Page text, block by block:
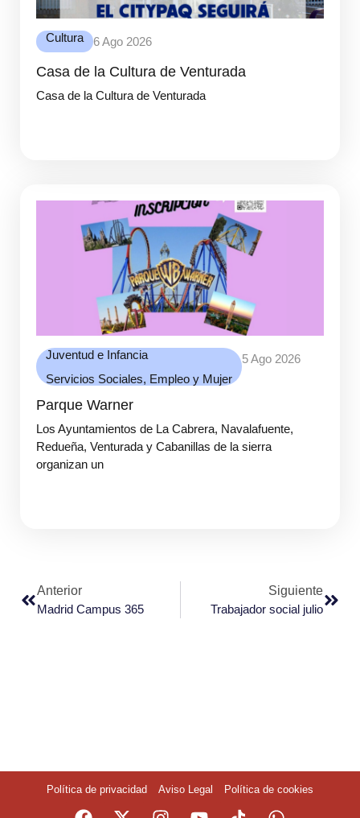
Cultura 6 Ago 2026
Casa de la Cultura de Venturada
Casa de la Cultura de Venturada
Juventud e Infancia
Servicios Sociales, Empleo y Mujer
5 Ago 2026
Parque Warner
Los Ayuntamientos de La Cabrera, Navalafuente,
Redueña, Venturada y Cabanillas de la sierra
organizan un
Anterior
Madrid Campus 365
Siguiente
Trabajador social julio
Política de privacidad Aviso Legal Política de cookies